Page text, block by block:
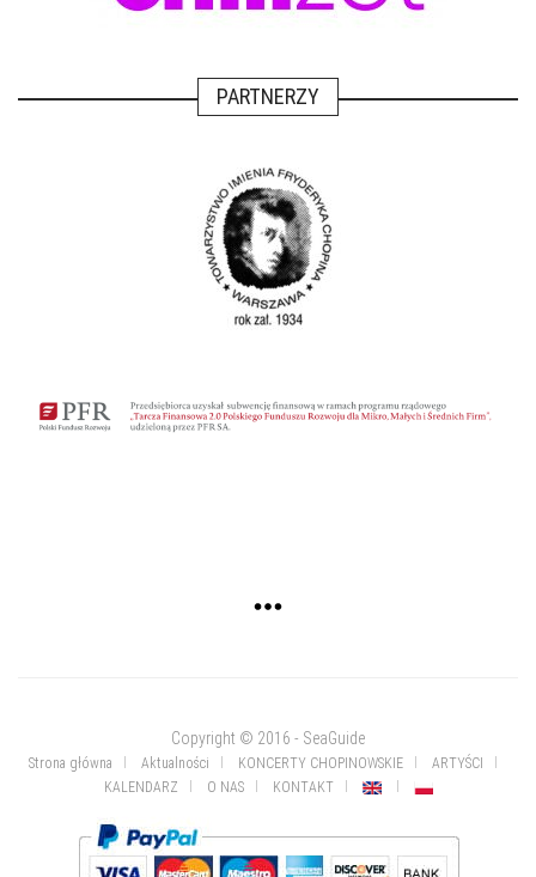
PARTNERZY
Copyright © 2016 - SeaGuide
Strona główna Aktualności KONCERTY CHOPINOWSKIE
ARTYŚCI
KALENDARZ
O NAS KONTAKT